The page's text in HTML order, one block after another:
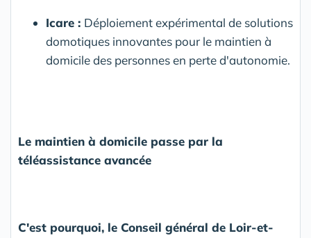
Icare : Déploiement expérimental de solutions
domotiques innovantes pour le maintien à
domicile des personnes en perte d'autonomie.
Le maintien à domicile passe par la
téléassistance avancée
C'est pourquoi, le Conseil général de Loir-et-